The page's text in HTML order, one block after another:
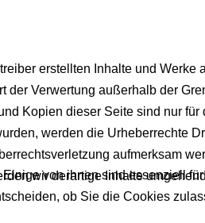
erstellten Inhalte und
der Verwertung außerhalb der
Kopien dieser Seite sind nur
werden die Urheberrechte
aufmerksam
wir derartige Inhalte
von ihnen sind essenziell
ob Sie die Cookies